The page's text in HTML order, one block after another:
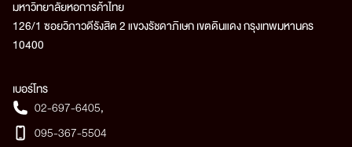
มหาวิทยาลัยหอการค้าไทย
126/1 ซอยวิภาวดีรังสิต 2 แขวงรัชดาภิเษก เขตดินแดง กรุงเทพมหานคร
10400
เบอร์โทร
02-697-6405,
095-367-5504